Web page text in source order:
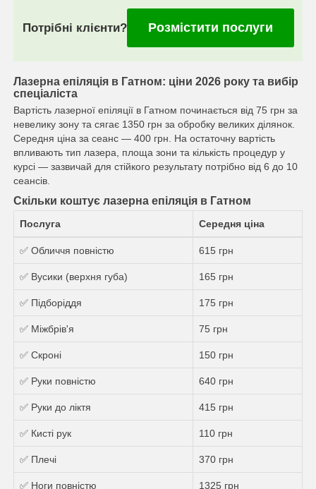
Потрібні клієнти? Розмістити послуги
Лазерна епіляція в Гатном: ціни 2026 року та вибір
спеціаліста
Вартість лазерної епіляції в Гатном починається від 75 грн за
невелику зону та сягає 1350 грн за обробку великих ділянок.
Середня ціна за сеанс — 400 грн. На остаточну вартість
впливають тип лазера, площа зони та кількість процедур у
курсі — зазвичай для стійкого результату потрібно від 6 до 10
сеансів.
Скільки коштує лазерна епіляція в Гатном
Послуга Середня ціна
✅ Обличчя повністю 615 грн
✅ Вусики (верхня губа) 165 грн
✅ Підборіддя 175 грн
✅ Міжбрів'я 75 грн
✅ Скроні 150 грн
✅ Руки повністю 640 грн
✅ Руки до ліктя 415 грн
✅ Кисті рук 110 грн
✅ Плечі 370 грн
✅ Ноги повністю 1325 грн